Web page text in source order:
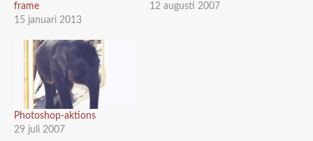
frame
15 januari 2013
12 augusti 2007
Photoshop-aktions
29 juli 2007